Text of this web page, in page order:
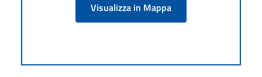
Visualizza in Mappa